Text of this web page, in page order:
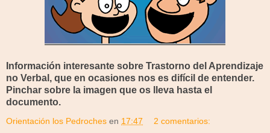
Información interesante sobre Trastorno del Aprendizaje
no Verbal, que en ocasiones nos es difícil de entender.
Pinchar sobre la imagen que os lleva hasta el
documento.
Orientación los Pedroches en 17:47 2 comentarios: